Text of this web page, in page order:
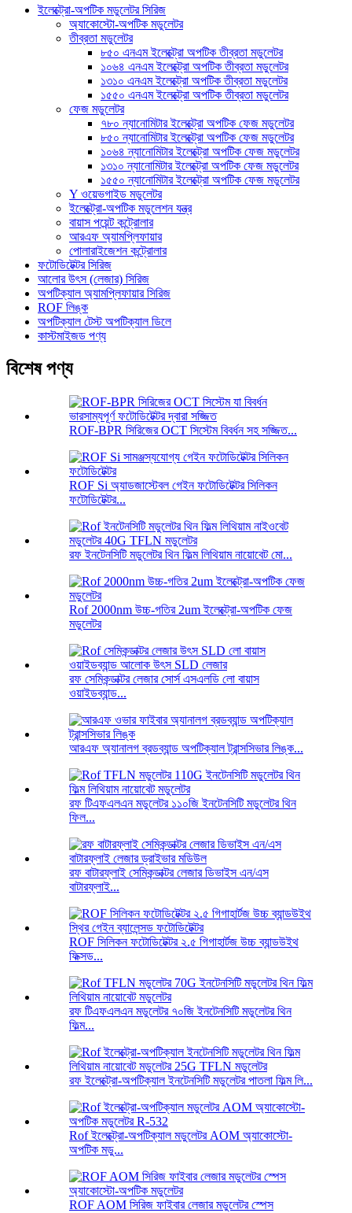
ইলেক্ট্রো-অপটিক মডুলেটর সিরিজ
অ্যাকোস্টো-অপটিক মডুলেটর
তীব্রতা মডুলেটর
৮৫০ এনএম ইলেক্ট্রো অপটিক তীব্রতা মডুলেটর
১০৬৪ এনএম ইলেক্ট্রো অপটিক তীব্রতা মডুলেটর
১৩১০ এনএম ইলেক্ট্রো অপটিক তীব্রতা মডুলেটর
১৫৫০ এনএম ইলেক্ট্রো অপটিক তীব্রতা মডুলেটর
ফেজ মডুলেটর
৭৮০ ন্যানোমিটার ইলেক্ট্রো অপটিক ফেজ মডুলেটর
৮৫০ ন্যানোমিটার ইলেক্ট্রো অপটিক ফেজ মডুলেটর
১০৬৪ ন্যানোমিটার ইলেক্ট্রো অপটিক ফেজ মডুলেটর
১৩১০ ন্যানোমিটার ইলেক্ট্রো অপটিক ফেজ মডুলেটর
১৫৫০ ন্যানোমিটার ইলেক্ট্রো অপটিক ফেজ মডুলেটর
Y ওয়েভগাইড মডুলেটর
ইলেক্ট্রো-অপটিক মডুলেশন যন্ত্র
বায়াস পয়েন্ট কন্ট্রোলার
আরএফ অ্যামপ্লিফায়ার
পোলারাইজেশন কন্ট্রোলার
ফটোডিটেক্টর সিরিজ
আলোর উৎস (লেজার) সিরিজ
অপটিক্যাল অ্যামপ্লিফায়ার সিরিজ
ROF লিঙ্ক
অপটিক্যাল টেস্ট অপটিক্যাল ডিলে
কাস্টমাইজড পণ্য
বিশেষ পণ্য
ROF-BPR সিরিজের OCT সিস্টেম বিবর্ধন সহ সজ্জিত...
ROF Si অ্যাডজাস্টেবল গেইন ফটোডিটেক্টর সিলিকন
ফটোডিটেক্টর...
রফ ইনটেনসিটি মডুলেটর থিন ফিল্ম লিথিয়াম নায়োবেট মো...
Rof 2000nm উচ্চ-গতির 2um ইলেক্ট্রো-অপটিক ফেজ
মডুলেটর
রফ সেমিকন্ডাক্টর লেজার সোর্স এসএলডি লো বায়াস
ওয়াইডব্যান্ড...
আরএফ অ্যানালগ ব্রডব্যান্ড অপটিক্যাল ট্রান্সসিভার লিঙ্ক...
রফ টিএফএলএন মডুলেটর ১১০জি ইনটেনসিটি মডুলেটর থিন
ফিল...
রফ বাটারফ্লাই সেমিকন্ডাক্টর লেজার ডিভাইস এন/এস
বাটারফ্লাই...
ROF সিলিকন ফটোডিটেক্টর ২.৫ গিগাহার্টজ উচ্চ ব্যান্ডউইথ
ফিক্সড...
রফ টিএফএলএন মডুলেটর ৭০জি ইনটেনসিটি মডুলেটর থিন
ফিল্ম...
রফ ইলেক্ট্রো-অপটিক্যাল ইনটেনসিটি মডুলেটর পাতলা ফিল্ম লি...
Rof ইলেক্ট্রো-অপটিক্যাল মডুলেটর AOM অ্যাকোস্টো-
অপটিক মডু...
ROF AOM সিরিজ ফাইবার লেজার মডুলেটর স্পেস